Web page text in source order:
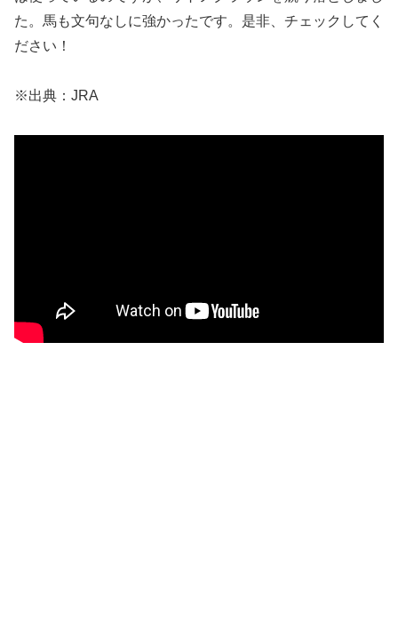
た。馬も文句なしに強かったです。是非、チェックしてく
ださい！
※出典：JRA